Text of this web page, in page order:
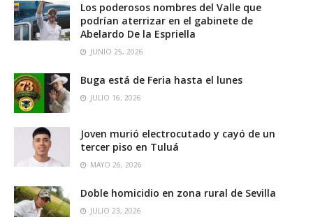
Los poderosos nombres del Valle que
podrían aterrizar en el gabinete de
Abelardo De la Espriella
JUNIO 25, 2026
Buga está de Feria hasta el lunes
JULIO 16, 2026
Joven murió electrocutado y cayó de un
tercer piso en Tuluá
MAYO 26, 2026
Doble homicidio en zona rural de Sevilla
JULIO 23, 2026